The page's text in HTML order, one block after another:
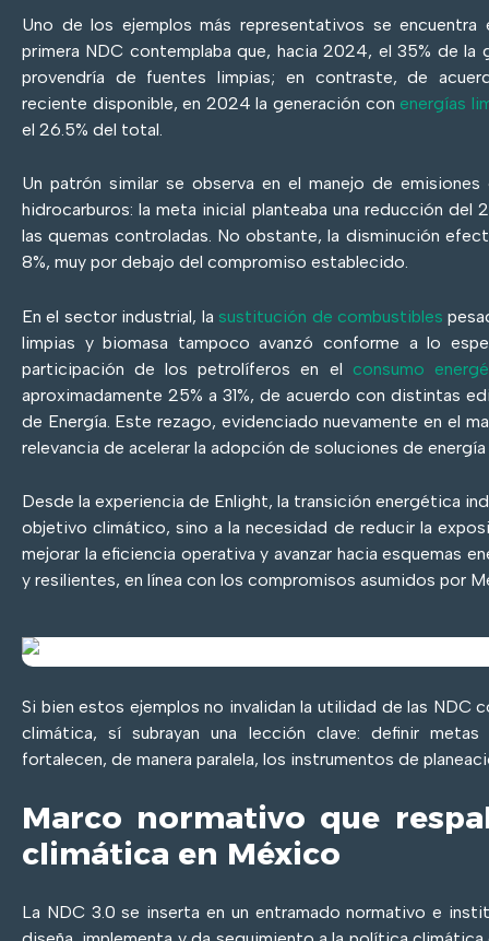
Uno de los ejemplos más representativos se
primera NDC contemplaba que, hacia 2024, el 35% de la
provendría de fuentes limpias; en contraste, de
reciente disponible, en 2024 la generación con energías
el 26.5% del total.
Un patrón similar se observa en el manejo de
hidrocarburos: la meta inicial planteaba una reducción del
las quemas controladas. No obstante, la disminución
8%, muy por debajo del compromiso establecido.
En el sector industrial, la sustitución de combustibles
limpias y biomasa tampoco avanzó conforme a lo
participación de los petrolíferos en el consumo
aproximadamente 25% a 31%, de acuerdo con distintas
de Energía. Este rezago, evidenciado nuevamente en el
relevancia de acelerar la adopción de soluciones de
Desde la experiencia de Enlight, la transición energética
objetivo climático, sino a la necesidad de reducir la
mejorar la eficiencia operativa y avanzar hacia esquemas
y resilientes, en línea con los compromisos asumidos por
Si bien estos ejemplos no invalidan la utilidad de las NDC
climática, sí subrayan una lección clave: definir
fortalecen, de manera paralela, los instrumentos de
Marco normativo que
climática en México
La NDC 3.0 se inserta en un entramado normativo e